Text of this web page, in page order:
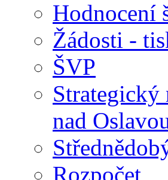
Hodnocení
Žádosti -
ŠVP
Strategický
nad
Rozpočet